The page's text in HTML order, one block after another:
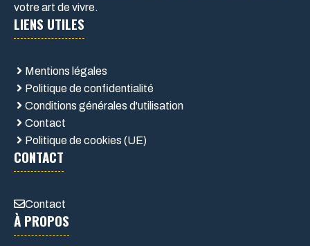
votre art de vivre.
LIENS UTILES
Mentions légales
Politique de confidentialité
Conditions générales d'utilisation
Contact
Politique de cookies (UE)
CONTACT
Contact
À PROPOS